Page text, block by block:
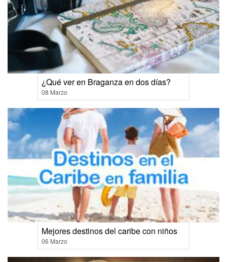
¿Qué ver en Braganza en dos días?
08 Marzo
Mejores destinos del caribe con niños
06 Marzo